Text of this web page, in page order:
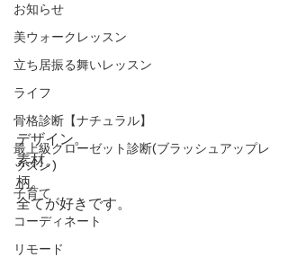
お知らせ
美ウォークレッスン
立ち居振る舞いレッスン
ライフ
骨格診断【ナチュラル】
最上級クローゼット診断(ブラッシュアップレ
ッスン)
子育て
コーディネート
リモード
デザイン。
素材。
柄。
全てが好きです。